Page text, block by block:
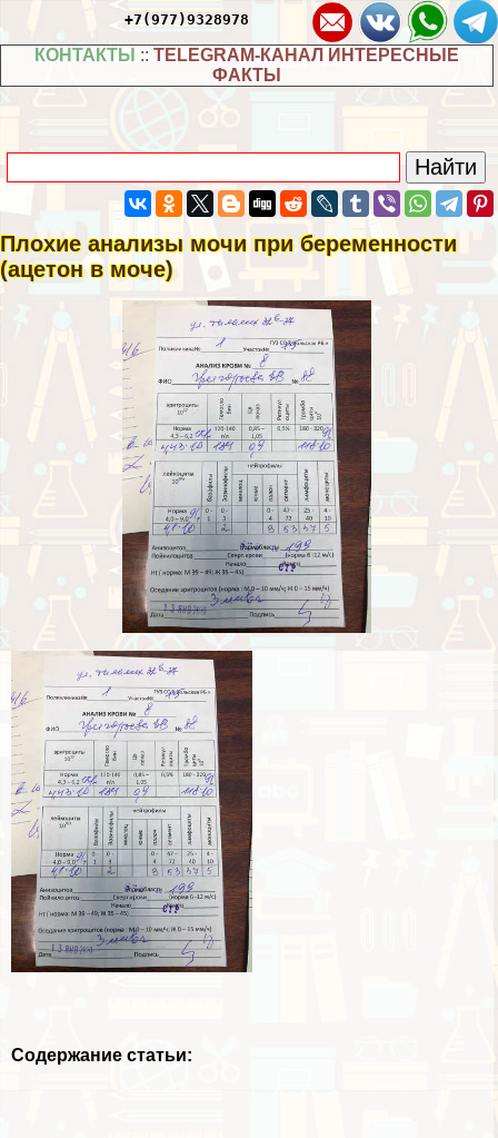
+7(977)9328978
КОНТАКТЫ :: TELEGRAM-КАНАЛ ИНТЕРЕСНЫЕ
ФАКТЫ
Плохие анализы мочи при беременности
(ацетон в моче)
Содержание статьи: